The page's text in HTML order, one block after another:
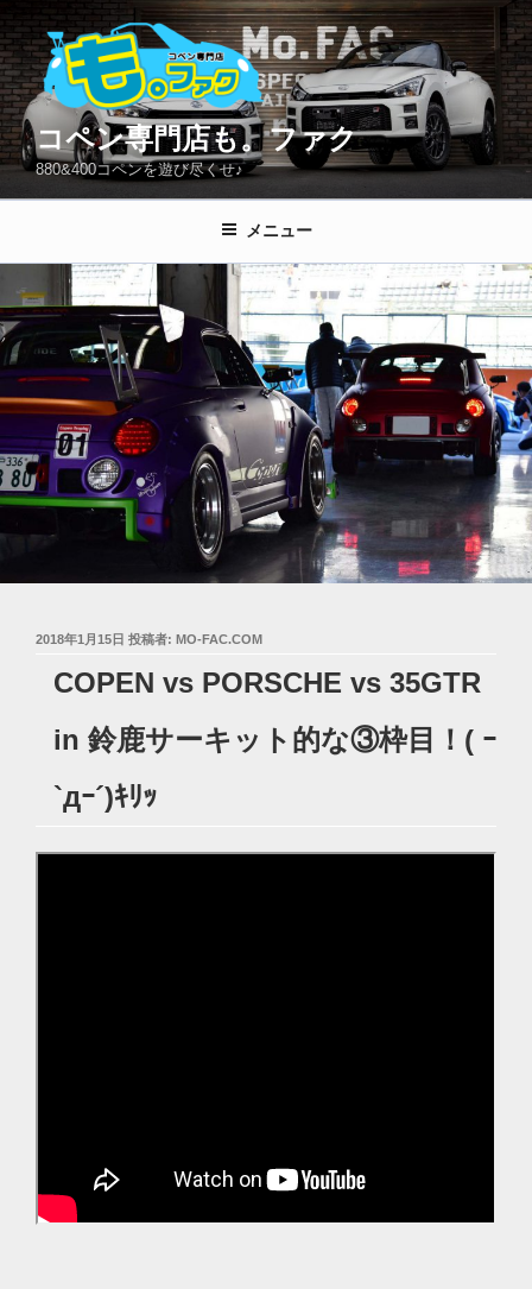
ン
テ
ン
ツ
へ
プ
コペン専門店も。ファク
880&400コペンを遊び尽くせ♪
メニュー
投
2018年1月15日 投稿者: MO-FAC.COM
COPEN vs PORSCHE vs 35GTR
in 鈴鹿サーキット的な③枠目！( ｰ
`дｰ´)ｷﾘｯ